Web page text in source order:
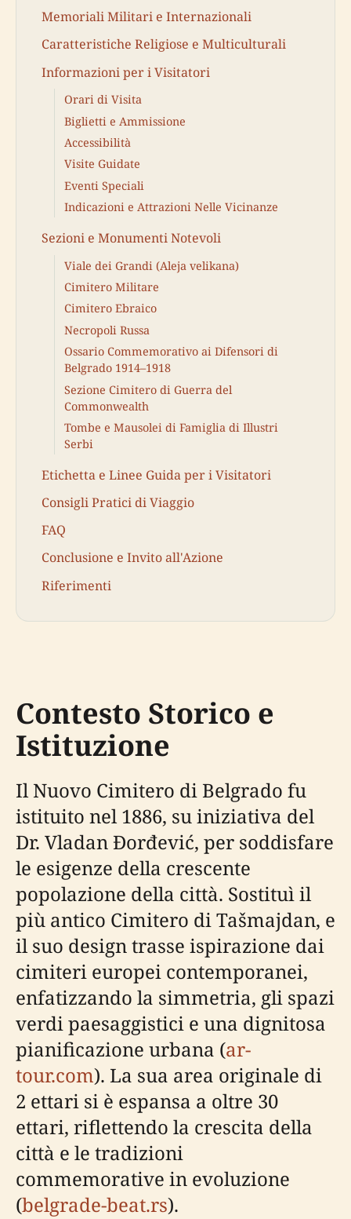
Memoriali Militari e Internazionali
Caratteristiche Religiose e Multiculturali
Informazioni per i Visitatori
Orari di Visita
Biglietti e Ammissione
Accessibilità
Visite Guidate
Eventi Speciali
Indicazioni e Attrazioni Nelle Vicinanze
Sezioni e Monumenti Notevoli
Viale dei Grandi (Aleja velikana)
Cimitero Militare
Cimitero Ebraico
Necropoli Russa
Ossario Commemorativo ai Difensori di
Belgrado 1914–1918
Sezione Cimitero di Guerra del
Commonwealth
Tombe e Mausolei di Famiglia di Illustri
Serbi
Etichetta e Linee Guida per i Visitatori
Consigli Pratici di Viaggio
FAQ
Conclusione e Invito all'Azione
Riferimenti
Contesto Storico e
Istituzione
Il Nuovo Cimitero di Belgrado fu
istituito nel 1886, su iniziativa del
Dr. Vladan Đorđević, per soddisfare
le esigenze della crescente
popolazione della città. Sostituì il
più antico Cimitero di Tašmajdan, e
il suo design trasse ispirazione dai
cimiteri europei contemporanei,
enfatizzando la simmetria, gli spazi
verdi paesaggistici e una dignitosa
pianificazione urbana (ar-
tour.com). La sua area originale di
2 ettari si è espansa a oltre 30
ettari, riflettendo la crescita della
città e le tradizioni
commemorative in evoluzione
(belgrade-beat.rs).